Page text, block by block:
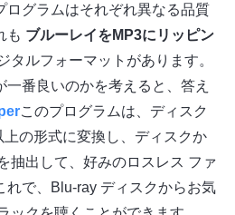
ログラムはそれぞれ異なる品質
も ブルーレイをMP3にリッピン
タルフォーマットがあります。
一番良いのかを考えると、答え
このプログラムは、ディスク
上の形式に変換し、ディスクか
抽出して、好みのロスレス ファ
れで、Blu-ray ディスクからお気